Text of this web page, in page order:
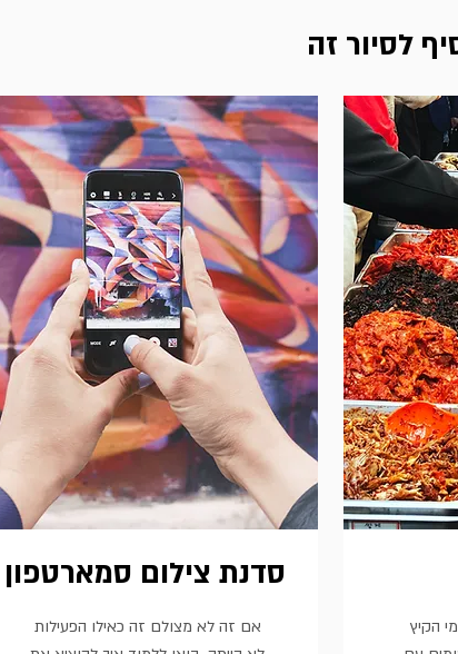
לסיור זה
הקיץ
סדנת צילום סמארטפון
אם זה לא מצולם זה כאילו הפעילות